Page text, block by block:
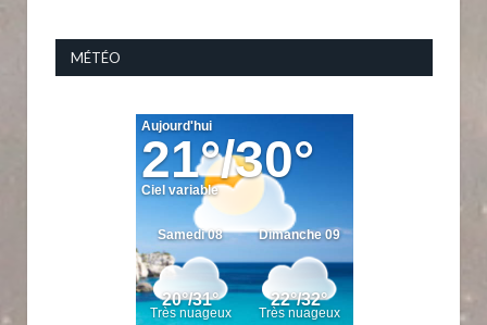
MÉTÉO